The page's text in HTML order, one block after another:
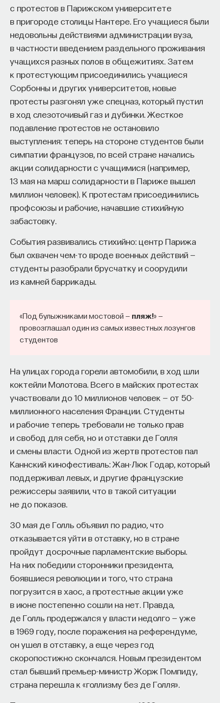
с протестов в Парижском университете
в пригороде столицы Нантере. Его учащиеся были
недовольны действиями администрации вуза,
в частности введением раздельного проживания
учащихся разных полов в общежитиях. Затем
к протестующим присоединились учащиеся
Сорбонны и других университетов, новые
протесты разгонял уже спецназ, который пустил
в ход слезоточивый газ и дубинки. Жесткое
подавление протестов не остановило
выступления: теперь на стороне студентов были
симпатии французов, по всей стране начались
акции солидарности с учащимися (например,
13 мая на марш солидарности в Париже вышел
миллион человек). К протестам присоединились
профсоюзы и рабочие, начавшие стихийную
забастовку.
События развивались стихийно: центр Парижа
был охвачен чем-то вроде военных действий —
студенты разобрали брусчатку и соорудили
из камней баррикады.
«Под булыжниками мостовой — пляж!» —
провозглашал один из самых известных лозунгов
студентов
На улицах города горели автомобили, в ход шли
коктейли Молотова. Всего в майских протестах
участвовали до 10 миллионов человек — от 50-
миллионного населения Франции. Студенты
и рабочие теперь требовали не только прав
и свобод для себя, но и отставки де Голля
и смены власти. Одной из жертв протестов пал
Каннский кинофестиваль: Жан-Люк Годар, который
поддерживал левых, и другие французские
режиссеры заявили, что в такой ситуации
не до показов.
30 мая де Голль объявил по радио, что
отказывается уйти в отставку, но в стране
пройдут досрочные парламентские выборы.
На них победили сторонники президента,
боявшиеся революции и того, что страна
погрузится в хаос, а протестные акции уже
в июне постепенно сошли на нет. Правда,
де Голль продержался у власти недолго — уже
в 1969 году, после поражения на референдуме,
он ушел в отставку, а еще через год
скоропостижно скончался. Новым президентом
стал бывший премьер-министр Жорж Помпиду,
страна перешла к «голлизму без де Голля».
КУРС
Философский поиск: начала
СОХРАНИТЬ КУРС
Внеси свой вклад в дело
просвещения!
ПОДДЕРЖАТЬ ПОСТНАУКУ